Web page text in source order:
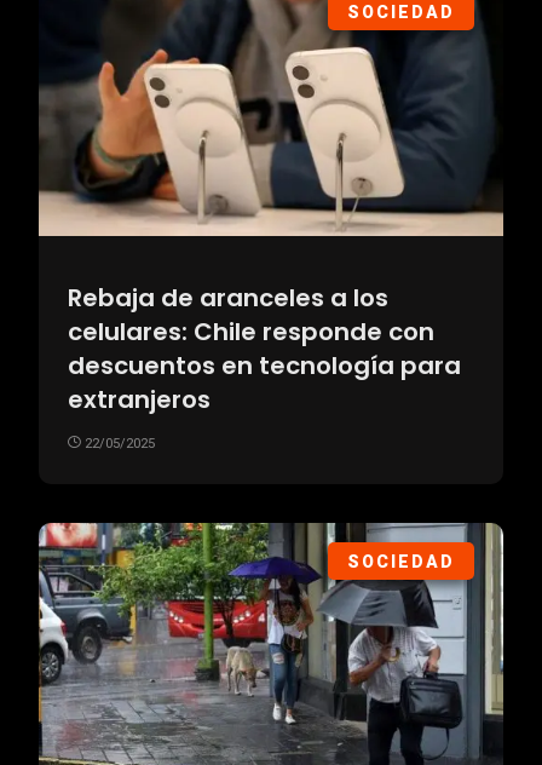
SOCIEDAD
Rebaja de aranceles a los
celulares: Chile responde con
descuentos en tecnología para
extranjeros
22/05/2025
SOCIEDAD